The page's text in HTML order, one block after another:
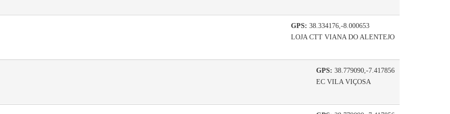
GPS: 38.334176,-8.000653
LOJA CTT VIANA DO ALENTEJO
GPS: 38.779090,-7.417856
EC VILA VIÇOSA